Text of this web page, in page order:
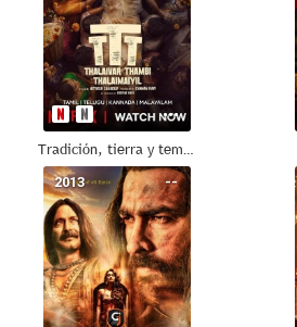
Tradición, tierra y templanza
--
2013